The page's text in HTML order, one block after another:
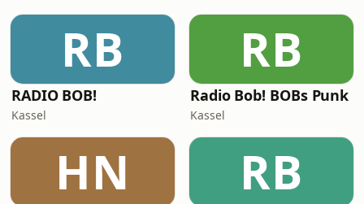
RB
RADIO BOB!
Kassel
RB
Radio Bob! BOBs Punk
Kassel
HN RB